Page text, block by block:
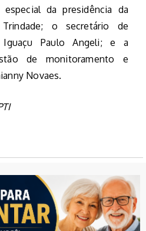
da presidência da
o secretário de
Paulo Angeli; e a
de monitoramento e
Novaes.